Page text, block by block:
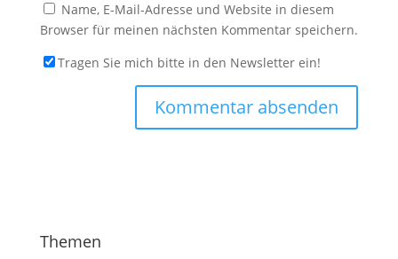
Name, E-Mail-Adresse und Website in diesem
Browser für meinen nächsten Kommentar speichern.
Tragen Sie mich bitte in den Newsletter ein!
Themen